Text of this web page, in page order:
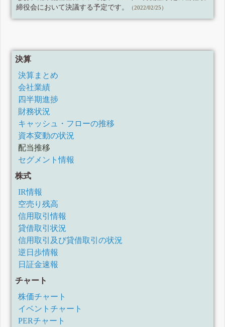
締役会において決議する予定です。
（2022/02/25）
決算
決算まとめ
会社業績
四半期進捗
財務状況
キャッシュ・フローの推移
資本変動の状況
配当推移
セグメント情報
株式
IR情報
空売り残高
信用取引情報
貸借取引状況
信用取引及び貸借取引の状況
逆日歩情報
日証金速報
チャート
株価チャート
イベントチャート
PERチャート